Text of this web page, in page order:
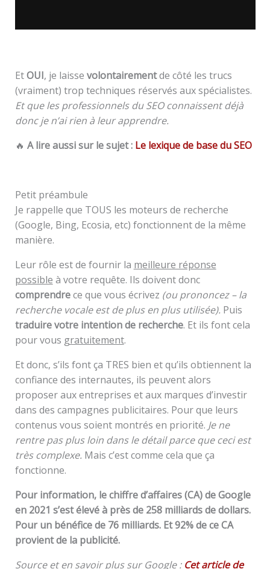
EtOUI, je laisse volontairementde côté les trucs
(vraiment) trop techniques réservés aux spécialistes.
Et que les professionnels du SEO connaissent déjà
donc je n’ai rien à leur apprendre.
🔥 A lire aussi sur le sujet : Le lexique de base du SEO
Petit préambule
Je rappelle que TOUS les moteurs de recherche
(Google, Bing, Ecosia, etc) fonctionnent de la même
manière.
Leur rôle est de fournir la meilleure réponse
possible à votre requête. Ils doivent donc
comprendrece que vous écrivez (ou prononcez – la
recherche vocale est de plus en plus utilisée). Puis
traduire votre intention de recherche. Et ils font cela
pour vous gratuitement.
Et donc, s’ils font ça TRES bien et qu’ils obtiennent la
confiance des internautes, ils peuvent alors
proposer aux entreprises et aux marques d’investir
dans des campagnes publicitaires. Pour que leurs
contenus vous soient montrés en priorité. Je ne
rentre pas plus loin dans le détail parce que ceci est
très complexe. Mais c’est comme cela que ça
fonctionne.
Pour information, le chiffre d’affaires (CA) de Google
en 2021 s’est élevé à près de 258 milliards de dollars.
Pour un bénéfice de 76 milliards. Et 92% de ce CA
provient de la publicité.
Source et en savoir plus sur Google : Cet article de